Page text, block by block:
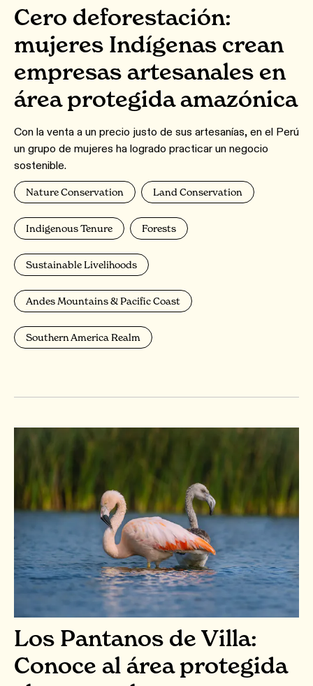
Cero deforestación:
mujeres Indígenas crean
empresas artesanales en
área protegida amazónica
Con la venta a un precio justo de sus artesanías, en el Perú
un grupo de mujeres ha logrado practicar un negocio
sostenible.
Nature Conservation Land Conservation
Indigenous Tenure Forests
Sustainable Livelihoods
Andes Mountains & Pacific Coast
Southern America Realm
Los Pantanos de Villa:
Conoce al área protegida